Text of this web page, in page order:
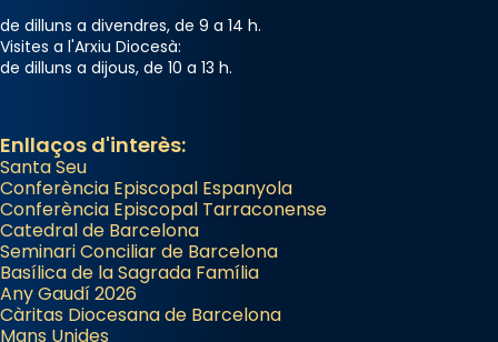
de dilluns a divendres, de 9 a 14 h.
Visites a l'Arxiu Diocesà:
de dilluns a dijous, de 10 a 13 h.
Enllaços d'interès:
Santa Seu
Conferència Episcopal Espanyola
Conferència Episcopal Tarraconense
Catedral de Barcelona
Seminari Conciliar de Barcelona
Basílica de la Sagrada Família
Any Gaudí 2026
Càritas Diocesana de Barcelona
Mans Unides